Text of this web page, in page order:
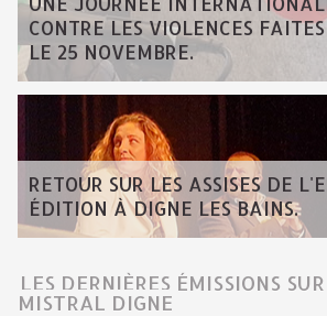
CONTRE LES VIOLENCES
LE 25 NOVEMBRE.
RETOUR SUR LES ASSISES DE
ÉDITION À DIGNE LES BAINS.
LES DERNIÈRES ÉMISSIONS
MISTRAL DIGNE